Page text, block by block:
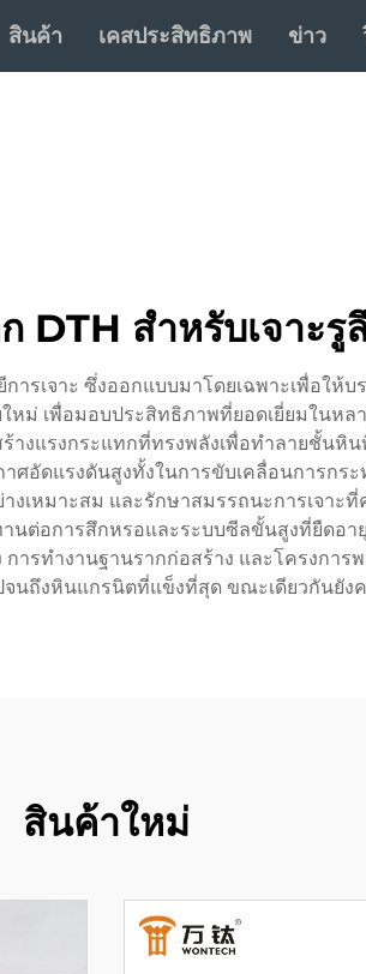
สินค้า เคสประสิทธิภาพ ข่าว
DTH สำหรับเจาะรู
ารเจาะ ซึ่งออกแบบมาโดยเฉพาะเพื่อใ
ม่ เพื่อมอบประสิทธิภาพที่ยอดเยี่ยมในหล
งแรงกระแทกที่ทรงพลังเพื่อทำลายชั้นหิ
ศอัดแรงดันสูงทั้งในการขับเคลื่อนการกร
เหมาะสม และรักษาสมรรถนะการเจา
ต่อการสึกหรอและระบบซีลขั้นสูงที่ยืดอ
ารทำงานฐานรากก่อสร้าง และโครงกา
งหินแกรนิตที่แข็งที่สุด ขณะเดียวกันยังค
สินค้าใหม่